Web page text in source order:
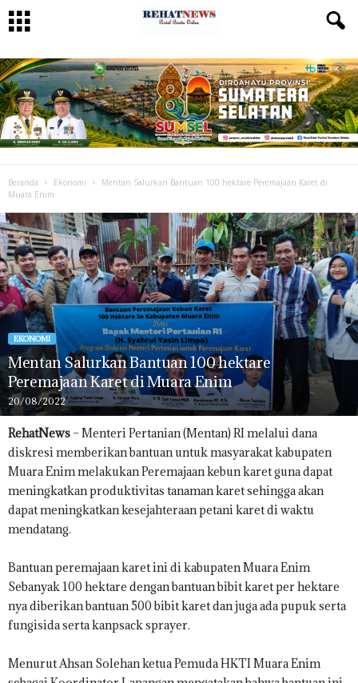
Beranda Ekonomi
Mentan Salurkan Bantuan 100 hektare Peremajaan Karet di
Muara Enim
EKONOMI
Mentan Salurkan Bantuan 100 hektare
Peremajaan Karet di Muara Enim
20/08/2022
RehatNews – Menteri Pertanian (Mentan) RI melalui dana
diskresi memberikan bantuan untuk masyarakat kabupaten
Muara Enim melakukan Peremajaan kebun karet guna dapat
meningkatkan produktivitas tanaman karet sehingga akan
dapat meningkatkan kesejahteraan petani karet di waktu
mendatang.
Bantuan peremajaan karet ini di kabupaten Muara Enim
Sebanyak 100 hektare dengan bantuan bibit karet per hektare
nya diberikan bantuan 500 bibit karet dan juga ada pupuk serta
fungisida serta kanpsack sprayer.
Menurut Ahsan Solehan ketua Pemuda HKTI Muara Enim